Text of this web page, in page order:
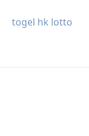
togel hk lotto